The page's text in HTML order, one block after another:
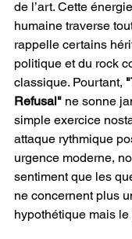
de l’art. Cette
humaine traverse
rappelle certains
politique et du rock
classique. Pourtant,
Refusal" ne sonne
simple exercice
attaque rythmique
urgence moderne,
sentiment que les
ne concernent plus
hypothétique mais